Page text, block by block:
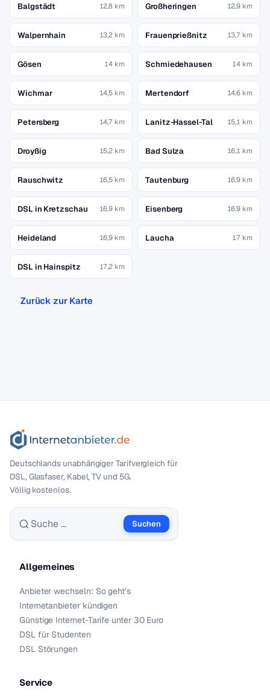
Balgstädt 12,8 km Großheringen 12,9 km
Walpernhain 13,2 km Frauenprießnitz 13,7 km
Gösen 14 km Schmiedehausen 14 km
Wichmar 14,5 km Mertendorf 14,6 km
Petersberg 14,7 km Lanitz-Hassel-Tal 15,1 km
Droyßig 15,2 km Bad Sulza 16,1 km
Rauschwitz 16,5 km Tautenburg 16,9 km
DSL in Kretzschau 16,9 km Eisenberg 16,9 km
Heideland 16,9 km Laucha 17 km
DSL in Hainspitz 17,2 km
Zurück zur Karte
Deutschlands unabhängiger Tarif­vergleich für
DSL, Glasfaser, Kabel, TV und 5G.
Völlig kostenlos.
Suche nach:
Suchen
Allgemeines
Anbieter wechseln: So geht’s
Internetanbieter kündigen
Günstige Internet-Tarife unter 30 Euro
DSL für Studenten
DSL Störungen
Service